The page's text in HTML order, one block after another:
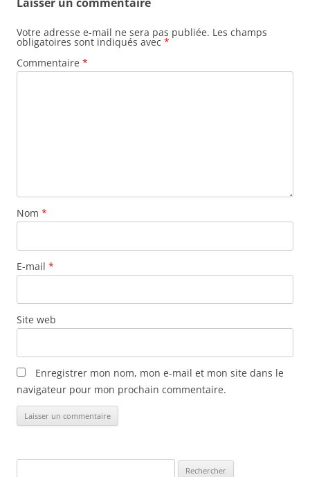
a
t
i
o
i
l
e
s
Votre adresse e-mail ne sera pas publiée. Les champs
obligatoires sont indiqués avec *
Commentaire *
Nom *
E-mail *
Site web
Enregistrer mon nom, mon e-mail et mon site dans le
navigateur pour mon prochain commentaire.